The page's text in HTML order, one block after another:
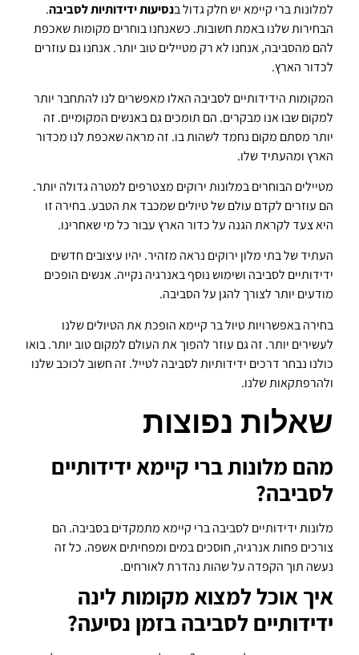
למלונות ברי קיימא יש חלק גדול בנסיעות ידידותיות לסביבה.
הבחירות שלנו באמת חשובות. כשאנחנו בוחרים מקומות שאכפת
להם מהסביבה, אנחנו לא רק מטיילים טוב יותר. אנחנו גם עוזרים
לכדור הארץ.
המקומות הידידותיים לסביבה האלו מאפשרים לנו להתחבר יותר
למקום שבו אנו מבקרים. הם תומכים גם באנשים המקומיים. זה
יותר מסתם מקום נחמד לשהות בו. זה מראה שאכפת לנו מכדור
הארץ ומהעתיד שלו.
מטיילים הבוחרים במלונות ירוקים מצטרפים למטרה גדולה יותר.
הם עוזרים לקדם עולם של טיולים שמכבד את הטבע. בחירה זו
היא צעד לקראת הגנה על כדור הארץ עבור כל מי שאחרינו.
העתיד של בתי מלון ירוקים נראה מזהיר. יהיו עיצובים חדשים
ידידותיים לסביבה ושימוש נוסף באנרגיה נקייה. אנשים הופכים
מודעים יותר לצורך להגן על הסביבה.
בחירה באפשרויות טיול בר קיימא הופכת את הטיולים שלנו
לעשירים יותר. זה גם עוזר להפוך את העולם למקום טוב יותר. בואו
כולנו נבחר דרכים ידידותיות לסביבה לטייל. זה חשוב לכוכב שלנו
ולהרפתקאות שלנו.
שאלות נפוצות
מהם מלונות ברי קיימא ידידותיים
לסביבה?
מלונות ידידותיים לסביבה ברי קיימא מתמקדים בסביבה. הם
צורכים פחות אנרגיה, חוסכים במים ומפחיתים אשפה. כל זה
נעשה תוך הקפדה על שהות נהדרת לאורחים.
איך אוכל למצוא מקומות לינה
ידידותיים לסביבה בזמן נסיעה?